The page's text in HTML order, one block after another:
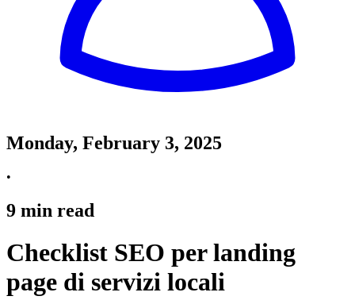
Monday, February 3, 2025
•
9 min read
Checklist SEO per landing
page di servizi locali